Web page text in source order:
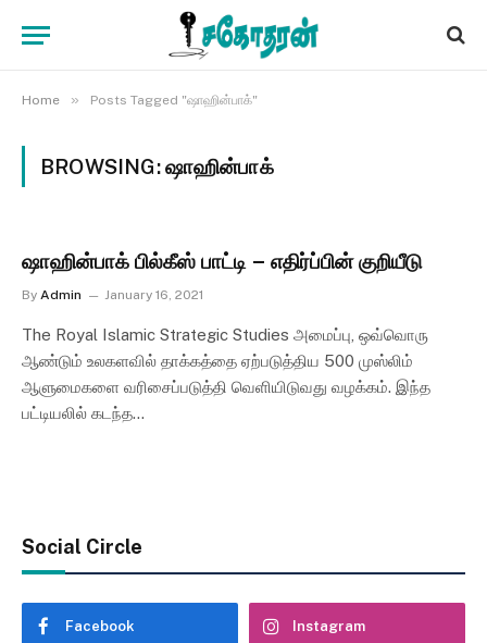
Home » Posts Tagged "ஷாஹின்பாக்"
BROWSING:ஷாஹின்பாக்
ஷாஹின்பாக் பில்கீஸ் பாட்டி – எதிர்ப்பின் குறியீடு
By Admin January 16, 2021
The Royal Islamic Strategic Studies அமைப்பு, ஒவ்வொரு
ஆண்டும் உலகளவில் தாக்கத்தை ஏற்படுத்திய 500 முஸ்லிம்
ஆளுமைகளை வரிசைப்படுத்தி வெளியிடுவது வழக்கம். இந்த
பட்டியலில் கடந்த…
Social Circle
Facebook Instagram